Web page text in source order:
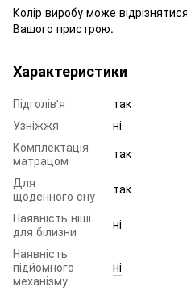
Колір виробу може
Вашого пристрою.
Характеристики
Підголів'я
так
Узніжжя
ні
Комплектація
матрацом
так
Для
щоденного сну
так
Наявність ніші
для білизни
ні
Наявність
підйомного
механізму
ні